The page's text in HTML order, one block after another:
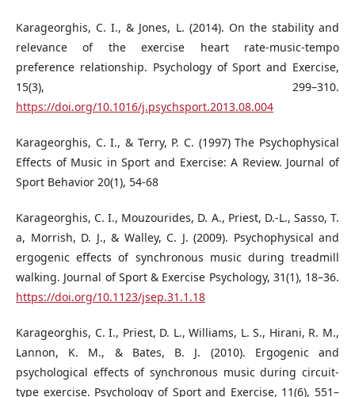
Karageorghis, C. I., & Jones, L. (2014). On the stability and
relevance of the exercise heart rate-music-tempo
preference relationship. Psychology of Sport and Exercise,
15(3), 299–310.
https://doi.org/10.1016/j.psychsport.2013.08.004
Karageorghis, C. I., & Terry, P. C. (1997) The Psychophysical
Effects of Music in Sport and Exercise: A Review. Journal of
Sport Behavior 20(1), 54-68
Karageorghis, C. I., Mouzourides, D. A., Priest, D.-L., Sasso, T.
a, Morrish, D. J., & Walley, C. J. (2009). Psychophysical and
ergogenic effects of synchronous music during treadmill
walking. Journal of Sport & Exercise Psychology, 31(1), 18–36.
https://doi.org/10.1123/jsep.31.1.18
Karageorghis, C. I., Priest, D. L., Williams, L. S., Hirani, R. M.,
Lannon, K. M., & Bates, B. J. (2010). Ergogenic and
psychological effects of synchronous music during circuit-
type exercise. Psychology of Sport and Exercise, 11(6), 551–